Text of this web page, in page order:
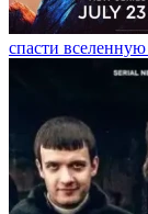
спасти вселенную